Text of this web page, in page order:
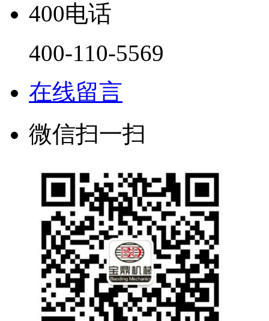
400电话
400-110-5569
在线留言
微信扫一扫